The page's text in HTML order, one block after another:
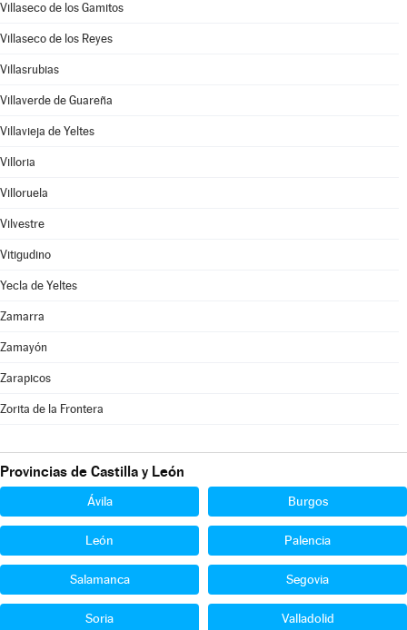
Villaseco de los Gamitos
Villaseco de los Reyes
Villasrubias
Villaverde de Guareña
Villavieja de Yeltes
Villoria
Villoruela
Vilvestre
Vitigudino
Yecla de Yeltes
Zamarra
Zamayón
Zarapicos
Zorita de la Frontera
Provincias de Castilla y León
Ávila Burgos
León Palencia
Salamanca Segovia
Soria Valladolid